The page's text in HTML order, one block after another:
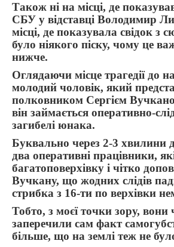
Також ні на місці, де
СБУ у відставці Володимир
місці, де показувала свідок з
було ніякого піску, чому це
нижче.
Оглядаючи місце трагедії до
молодий чоловік, який
полковником Сергієм
він займається оперативно-
загибелі юнака.
Буквально через 2-3 хвилини
два оперативні працівники,
багатоповерхівку і чітко
Вучкану, що жодних слідів
стрибка з 16-ти по верхівки
Тобто, з моєї точки зору, вони
заперечили сам факт
більше, що на землі теж не